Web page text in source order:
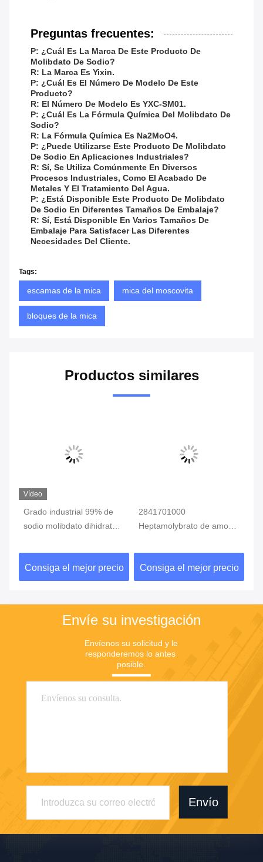
Preguntas frecuentes:
P: ¿Cuál Es La Marca De Este Producto De
Molibdato De Sodio?
R: La Marca Es Yixin.
P: ¿Cuál Es El Número De Modelo De Este
Producto?
R: El Número De Modelo Es YXC-SM01.
P: ¿Cuál Es La Fórmula Química Del Molibdato De
Sodio?
R: La Fórmula Química Es Na2MoO4.
P: ¿Puede Utilizarse Este Producto De Molibdato
De Sodio En Aplicaciones Industriales?
R: Sí, Se Utiliza Comúnmente En Diversos
Procesos Industriales, Como El Acabado De
Metales Y El Tratamiento Del Agua.
P: ¿Está Disponible Este Producto De Molibdato
De Sodio En Diferentes Tamaños De Embalaje?
R: Sí, Está Disponible En Varios Tamaños De
Embalaje Para Satisfacer Las Diferentes
Necesidades Del Cliente.
Tags:
escamas de la mica mica del moscovita
bloques de la mica
Productos similares
Vídeo
Grado industrial 99% de
sodio molibdato dihidrato
de fertilizantes 25 kg
Consiga el mejor precio
2841701000
Heptamolybrato de amonio
CAS 12027-67-7 para uso
industrial
Consiga el mejor precio
Envíe su investigación
Envíenos su solicitud y le
responderemos lo antes
posible.
Envío